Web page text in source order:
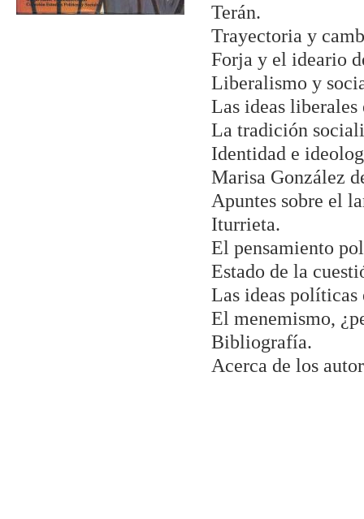
Terán.
Trayectoria y
Forja y el ideario
Liberalismo y
Las ideas
La tradición
Identidad e
Marisa González
Apuntes sobre el
Iturrieta.
El pensamiento
Estado de la
Las ideas políticas
El menemismo,
Bibliografía.
Acerca de los